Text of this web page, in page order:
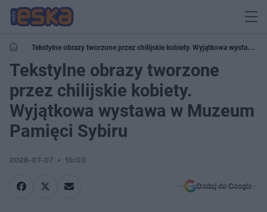
Tekstylne obrazy tworzone przez chilijskie kobiety. Wyjątkowa wystawa w
Muzeum Pamięci Sybiru
Tekstylne obrazy tworzone
przez chilijskie kobiety.
Wyjątkowa wystawa w Muzeum
Pamięci Sybiru
2026-07-07 15:00
Dodaj do Google